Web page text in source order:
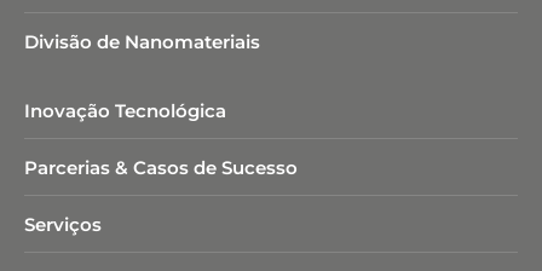
Divisão de Nanomateriais
Inovação Tecnológica
Parcerias & Casos de Sucesso
Serviços